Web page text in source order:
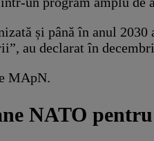
și până în anul
au declarat în
MApN.
NATO